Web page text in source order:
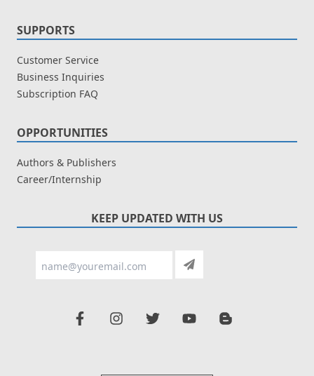
SUPPORTS
Customer Service
Business Inquiries
Subscription FAQ
OPPORTUNITIES
Authors & Publishers
Career/Internship
KEEP UPDATED WITH US